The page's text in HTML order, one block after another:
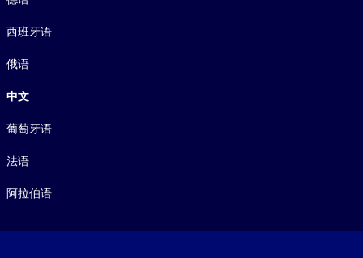
西班牙语
俄语
中文
葡萄牙语
法语
阿拉伯语